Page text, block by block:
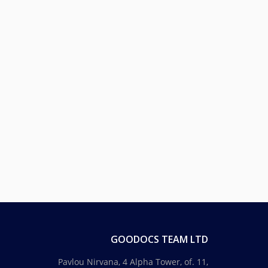
GOODOCS TEAM LTD
Pavlou Nirvana, 4 Alpha Tower, of. 11,